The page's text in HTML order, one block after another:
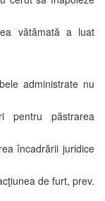
vătămată a luat
administrate nu
pentru păstrarea
încadrării juridice
de furt, prev.